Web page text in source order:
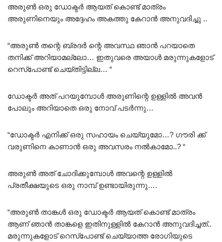
അരുൺ ഒരു ഡോക്ടർ ആയത് കൊണ്ട് മാത്രം
അരുണിനെയും അദ്ദേഹം അകത്തു കേറാൻ അനുവദിച്ചു ..
“അരുൺ തന്റെ ബ്രദർ ന്റെ അവസ്ഥ ഞാൻ പറയാതെ
തനിക്ക് അറിയാമല്ലോ… ഇതുവരെ അയാൾ മരുന്നുകളോട്
റെസ്പോണ്ട് ചെയ്തിട്ടില്ല… “
ഡോക്ടർ അത് പറയുമ്പോൾ അരുണിന്റെ ഉള്ളിൽ അവൻ
പോലും അറിയാതെ ഒരു നോവ് പടർന്നു…
“ഡോക്ടർ എനിക്ക് ഒരു സഹായം ചെയ്യുമോ…? ഗൗരി ക്ക്
വരുണിനെ കാണാൻ ഒരു അവസരം നൽകാമോ..? “
അരുൺ അത് ചോദിക്കുമ്പോൾ അവന്റെ ഉള്ളിൽ
പ്രതീക്ഷയുടെ ഒരു നാമ്പ് ഉണ്ടായിരുന്നു….
“അരുൺ താങ്കൾ ഒരു ഡോക്ടർ ആയത് കൊണ്ട് മാത്രം
ആണ് ഞാൻ താങ്കളെ ഇതിനുള്ളിൽ കേറാൻ അനുവദിച്ചത്..
മരുന്നുകളോട് റെസ്പോണ്ട് ചെയ്യാത്ത രോഗിയുടെ